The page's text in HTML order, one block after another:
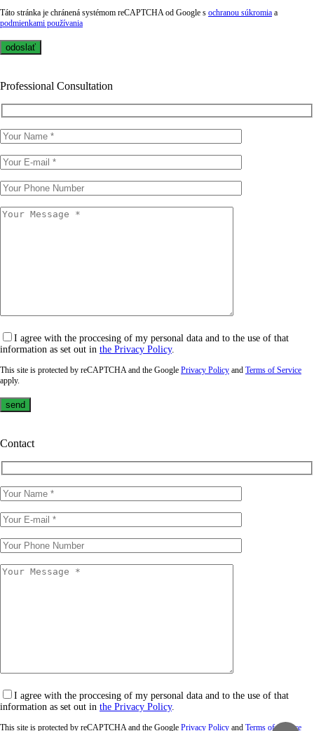
Táto stránka je chránená systémom reCAPTCHA od Google s ochranou súkromia a
podmienkami používania
Professional Consultation
I agree with the proccesing of my personal data and to the use of that
information as set out in the Privacy Policy.
This site is protected by reCAPTCHA and the Google Privacy Policy and Terms of Service
apply.
Contact
I agree with the proccesing of my personal data and to the use of that
information as set out in the Privacy Policy.
This site is protected by reCAPTCHA and the Google Privacy Policy and Terms of Service